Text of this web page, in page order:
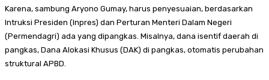
Karena, sambung Aryono Gumay, harus penyesuaian, berdasarkan
Intruksi Presiden (Inpres) dan Perturan Menteri Dalam Negeri
(Permendagri) ada yang dipangkas. Misalnya, dana isentif daerah di
pangkas, Dana Alokasi Khusus (DAK) di pangkas, otomatis perubahan
struktural APBD.